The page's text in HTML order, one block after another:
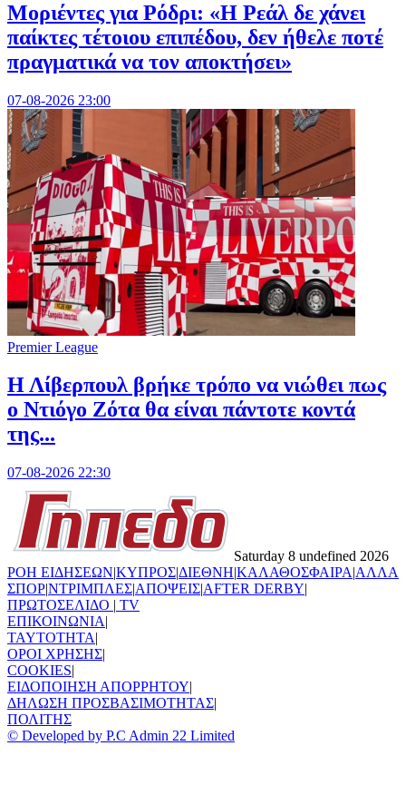
Μοριέντες για Ρόδρι: «Η Ρεάλ δε χάνει
παίκτες τέτοιου επιπέδου, δεν ήθελε ποτέ
πραγματικά να τον αποκτήσει»
07-08-2026 23:00
Premier League
Η Λίβερπουλ βρήκε τρόπο να νιώθει πως
ο Ντιόγο Ζότα θα είναι πάντοτε κοντά
της...
07-08-2026 22:30
Saturday 8 undefined 2026
ΡΟΗ ΕΙΔΗΣΕΩΝ|ΚΥΠΡΟΣ|ΔΙΕΘΝΗ|ΚΑΛΑΘΟΣΦΑΙΡΑ|ΑΛΛΑ
ΣΠΟΡ|ΝΤΡΙΜΠΛΕΣ|ΑΠΟΨΕΙΣ|AFTER DERBY|
ΠΡΩΤΟΣΕΛΙΔΟ | TV
ΕΠΙΚΟΙΝΩΝΙΑ|
TAYTOTHTA|
ΟΡΟΙ ΧΡΗΣΗΣ|
COOKIES|
ΕΙΔΟΠΟΙΗΣΗ ΑΠΟΡΡΗΤΟΥ|
ΔΗΛΩΣΗ ΠΡΟΣΒΑΣΙΜΟΤΗΤΑΣ|
ΠΟΛΙΤΗΣ
© Developed by P.C Admin 22 Limited